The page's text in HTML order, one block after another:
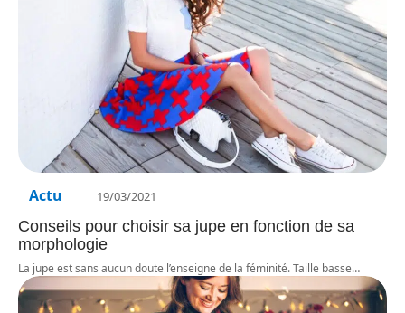
Actu 19/03/2021
Conseils pour choisir sa jupe en fonction de sa
morphologie
La jupe est sans aucun doute l’enseigne de la féminité. Taille basse…